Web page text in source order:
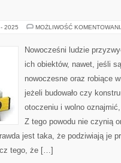
2025 MOŻLIWOŚĆ
Nowocześni ludzie
ich obiektów, nawet, jeśli
nowoczesne oraz robiące
jeżeli budowało czy
otoczeniu i wolno
Z tego powodu nie czynią
jest taka, że podziwiają je
tego, że […]